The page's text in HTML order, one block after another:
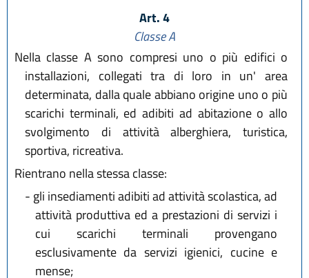
Art. 4
Classe A
Nella classe A sono compresi uno o più edifici o
installazioni, collegati tra di loro in un' area
determinata, dalla quale abbiano origine uno o più
scarichi terminali, ed adibiti ad abitazione o allo
svolgimento di attività alberghiera, turistica,
sportiva, ricreativa.
Rientrano nella stessa classe:
- gli insediamenti adibiti ad attività scolastica, ad
attività produttiva ed a prestazioni di servizi i
cui scarichi terminali provengano
esclusivamente da servizi igienici, cucine e
mense;